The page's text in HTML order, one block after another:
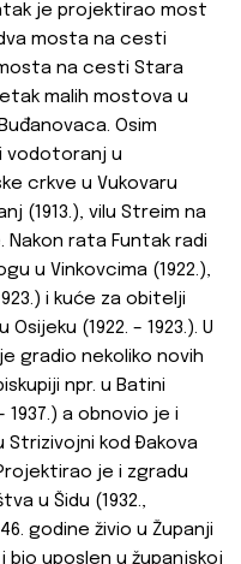
je projektirao most
mosta na cesti
na cesti Stara
malih mostova u
Osim
vodotoranj u
crkve u Vukovaru
(1913.), vilu Streim na
Nakon rata Funtak radi
u Vinkovcima (1922.),
i kuće za obitelji
(1922. – 1923.). U
gradio nekoliko novih
npr. u Batini
1937.) a obnovio je i
kod Ðakova
je i zgradu
u Šidu (1932.,
godine živio u Županji
uposlen u županjskoj